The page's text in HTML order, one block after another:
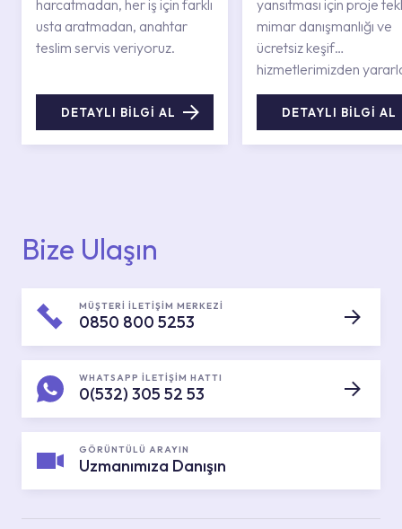
harcatmadan, her iş için farklı
usta aratmadan, anahtar
teslim servis veriyoruz.
DETAYLI BİLGİ AL
yansıtması için proje
mimar danışmanlığı ve
ücretsiz keşif
hizmetlerimizden
DETAYLI BİLGİ AL
Bize Ulaşın
MÜŞTERİ İLETİŞİM MERKEZİ
0850 800 5253
WHATSAPP İLETİŞİM HATTI
0(532) 305 52 53
GÖRÜNTÜLÜ ARAYIN
Uzmanımıza Danışın